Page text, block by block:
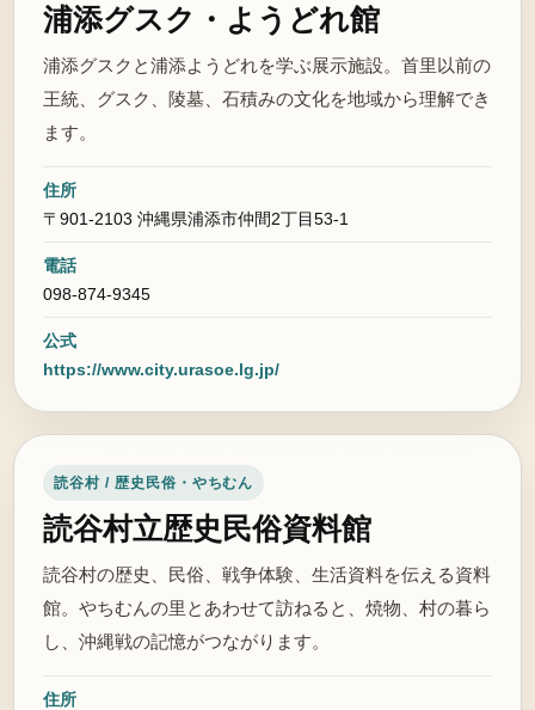
浦添グスク・ようどれ館
浦添グスクと浦添ようどれを学ぶ展示施設。首里以前の
王統、グスク、陵墓、石積みの文化を地域から理解でき
ます。
住所
〒901-2103 沖縄県浦添市仲間2丁目53-1
電話
098-874-9345
公式
https://www.city.urasoe.lg.jp/
読谷村 / 歴史民俗・やちむん
読谷村立歴史民俗資料館
読谷村の歴史、民俗、戦争体験、生活資料を伝える資料
館。やちむんの里とあわせて訪ねると、焼物、村の暮ら
し、沖縄戦の記憶がつながります。
住所